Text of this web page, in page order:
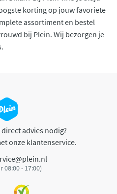
korting op jouw favoriete
assortiment en bestel
bij Plein. Wij bezorgen je
advies nodig?
onze klantenservice.
08:00 - 17:00)